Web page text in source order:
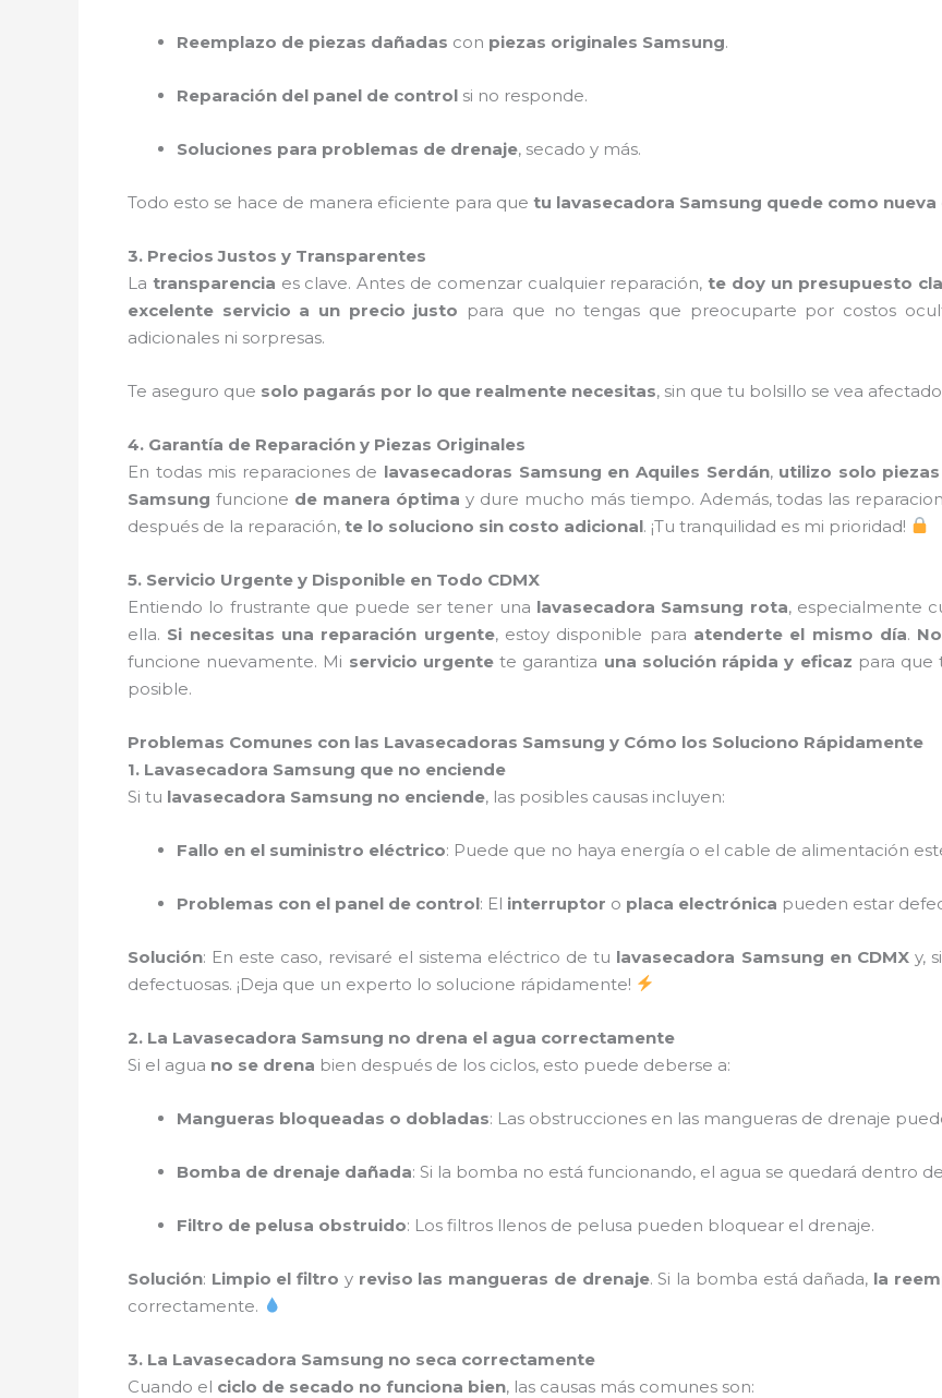
Reemplazo de piezas dañadas con piezas originales Samsung.
Reparación del panel de control si no responde.
Soluciones para problemas de drenaje, secado y más.
Todo esto se hace de manera eficiente para que tu lavasecadora Samsung quede como nueva
3. Precios Justos y Transparentes
La transparencia es clave. Antes de comenzar cualquier reparación,te doy un presupuesto
excelente servicio a un precio justo para que no tengas que preocuparte por costos
adicionales ni sorpresas.
Te aseguro que solo pagarás por lo que realmente necesitas, sin que tu bolsillo se vea
4. Garantía de Reparación y Piezas Originales
En todas mis reparaciones de lavasecadoras Samsung en Aquiles Serdán, utilizo solo
Samsung funcione de manera óptima y dure mucho más tiempo. Además, todas las
después de la reparación, te lo soluciono sin costo adicional. ¡Tu tranquilidad es mi prioridad!
5. Servicio Urgente y Disponible en Todo CDMX
Entiendo lo frustrante que puede ser tener una lavasecadora Samsung rota, especialmente
ella. Si necesitas una reparación urgente, estoy disponible para atenderte el mismo día.
funcione nuevamente. Mi servicio urgentete garantiza una solución rápida y eficaz para que
posible.
Problemas Comunes con las Lavasecadoras Samsung y Cómo los Soluciono Rápidamente
1. Lavasecadora Samsung que no enciende
Si tu lavasecadora Samsung no enciende, las posibles causas incluyen:
Fallo en el suministro eléctrico: Puede que no haya energía o el cable de alimentación
Problemas con el panel de control: El interruptor o placa electrónica pueden estar
Solución: En este caso, revisaré el sistema eléctrico de tu lavasecadora Samsung en CDMXy,
defectuosas. ¡Deja que un experto lo solucione rápidamente!
2. La Lavasecadora Samsung no drena el agua correctamente
Si el agua no se drena bien después de los ciclos, esto puede deberse a:
Mangueras bloqueadas o dobladas: Las obstrucciones en las mangueras de drenaje
Bomba de drenaje dañada: Si la bomba no está funcionando, el agua se quedará dentro
Filtro de pelusa obstruido: Los filtros llenos de pelusa pueden bloquear el drenaje.
Solución: Limpio el filtro y reviso las mangueras de drenaje. Si la bomba está dañada, la
correctamente.
3. La Lavasecadora Samsung no seca correctamente
Cuando el ciclo de secado no funciona bien, las causas más comunes son: